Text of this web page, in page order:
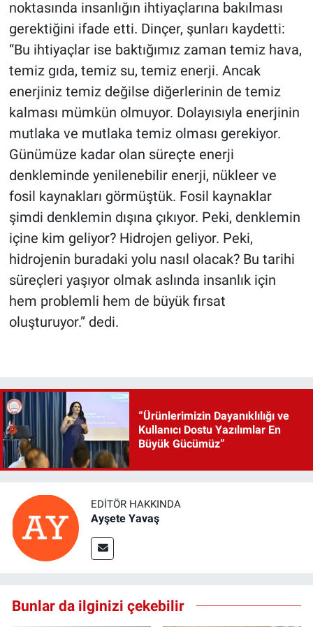
noktasında insanlığın ihtiyaçlarına bakılması
gerektiğini ifade etti. Dinçer, şunları kaydetti:
“Bu ihtiyaçlar ise baktığımız zaman temiz hava,
temiz gıda, temiz su, temiz enerji. Ancak
enerjiniz temiz değilse diğerlerinin de temiz
kalması mümkün olmuyor. Dolayısıyla enerjinin
mutlaka ve mutlaka temiz olması gerekiyor.
Günümüze kadar olan süreçte enerji
denkleminde yenilenebilir enerji, nükleer ve
fosil kaynakları görmüştük. Fosil kaynaklar
şimdi denklemin dışına çıkıyor. Peki, denklemin
içine kim geliyor? Hidrojen geliyor. Peki,
hidrojenin buradaki yolu nasıl olacak? Bu tarihi
süreçleri yaşıyor olmak aslında insanlık için
hem problemli hem de büyük fırsat
oluşturuyor.” dedi.
“Ürünlerimizin Dayanıklılığı ve
Kullanıcı Dostu Yazılımlar En
Büyük Gücümüz”
EDITÖR HAKKINDA
Ayşete Yavaş
Bunlar da ilginizi çekebilir